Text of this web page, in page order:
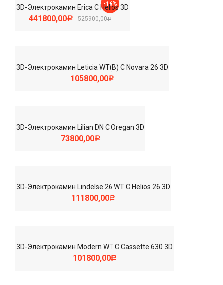
-16%
3D-Электрокамин Erica С Helios 3D
525900,00Р
441800,00Р
3D-Электрокамин Leticia WT(b) С Novara 26 3D
105800,00Р
3D-Электрокамин Lilian DN С Oregan 3D
73800,00Р
3D-Электрокамин Lindelse 26 WT С Helios 26 3D
111800,00Р
3D-Электрокамин Modern WT С Cassette 630 3D
101800,00Р